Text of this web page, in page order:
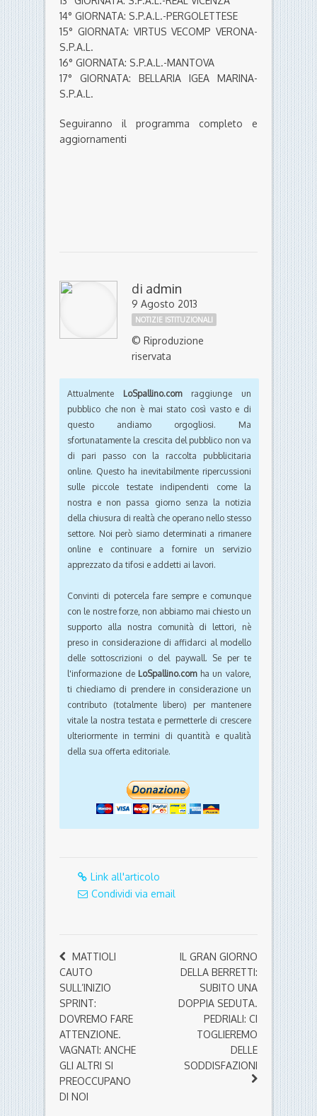
14° GIORNATA: S.P.A.L.-PERGOLETTESE
15° GIORNATA: VIRTUS VECOMP VERONA-
S.P.A.L.
16° GIORNATA: S.P.A.L.-MANTOVA
17° GIORNATA: BELLARIA IGEA MARINA-
S.P.A.L.
Seguiranno il programma completo e
aggiornamenti
di admin
9 Agosto 2013
NOTIZIE ISTITUZIONALI
© Riproduzione
riservata
Attualmente LoSpallino.comraggiunge un
pubblico che non è mai stato così vasto e di
questo andiamo orgogliosi. Ma
sfortunatamente la crescita del pubblico non va
di pari passo con la raccolta pubblicitaria
online. Questo ha inevitabilmente ripercussioni
sulle piccole testate indipendenti come la
nostra e non passa giorno senza la notizia
della chiusura di realtà che operano nello stesso
settore. Noi però siamo determinati a rimanere
online e continuare a fornire un servizio
apprezzato da tifosi e addetti ai lavori.
Convinti di potercela fare sempre e comunque
con le nostre forze, non abbiamo mai chiesto un
supporto alla nostra comunità di lettori, nè
preso in considerazione di affidarci al modello
delle sottoscrizioni o del paywall. Se per te
l'informazione de LoSpallino.comha un valore,
ti chiediamo di prendere in considerazione un
contributo (totalmente libero) per mantenere
vitale la nostra testata e permetterle di crescere
ulteriormente in termini di quantità e qualità
della sua offerta editoriale.
Link all'articolo
Condividi via email
MATTIOLI
CAUTO
SULL’INIZIO
SPRINT:
DOVREMO FARE
ATTENZIONE.
VAGNATI: ANCHE
GLI ALTRI SI
PREOCCUPANO
DI NOI
IL GRAN GIORNO
DELLA BERRETTI:
SUBITO UNA
DOPPIA SEDUTA.
PEDRIALI: CI
TOGLIEREMO
DELLE
SODDISFAZIONI